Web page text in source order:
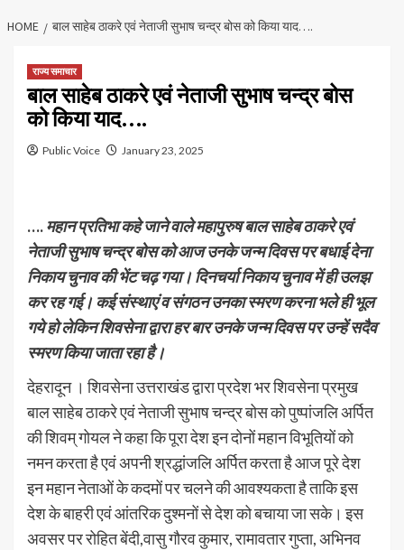
HOME बाल साहेब ठाकरे एवं नेताजी सुभाष चन्द्र बोस को किया याद….
राज्य समाचार
बाल साहेब ठाकरे एवं नेताजी सुभाष चन्द्र बोस
को किया याद….
Public Voice January 23, 2025
….महान प्रतिभा कहे जाने वाले महापुरुष बाल साहेब ठाकरे एवं
नेताजी सुभाष चन्द्र बोस को आज उनके जन्म दिवस पर बधाई देना
निकाय चुनाव की भेंट चढ़ गया। दिनचर्या निकाय चुनाव में ही उलझ
कर रह गई। कई संस्थाएं व संगठन उनका स्मरण करना भले ही भूल
गये हो लेकिन शिवसेना द्वारा हर बार उनके जन्म दिवस पर उन्हें सदैव
स्मरण किया जाता रहा है।
देहरादून । शिवसेना उत्तराखंड द्वारा प्रदेश भर शिवसेना प्रमुख
बाल साहेब ठाकरे एवं नेताजी सुभाष चन्द्र बोस को पुष्पांजलि अर्पित
की शिवम् गोयल ने कहा कि पूरा देश इन दोनों महान विभूतियों को
नमन करता है एवं अपनी श्रद्धांजलि अर्पित करता है आज पूरे देश
इन महान नेताओं के कदमों पर चलने की आवश्यकता है ताकि इस
देश के बाहरी एवं आंतरिक दुश्मनों से देश को बचाया जा सके। इस
अवसर पर रोहित बेंदी,वासु गौरव कुमार, रामावतार गुप्ता, अभिनव